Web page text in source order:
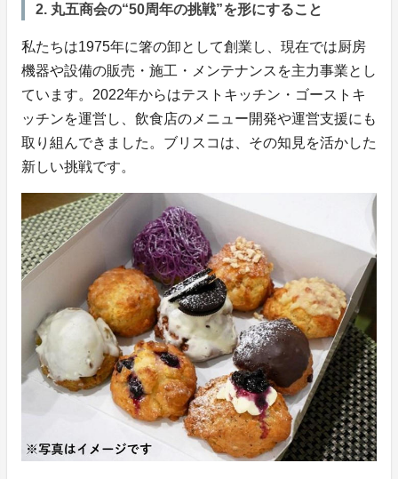
2. 丸五商会の“50周年の挑戦”を形にすること
私たちは1975年に箸の卸として創業し、現在では厨房
機器や設備の販売・施工・メンテナンスを主力事業とし
ています。2022年からはテストキッチン・ゴーストキ
ッチンを運営し、飲食店のメニュー開発や運営支援にも
取り組んできました。ブリスコは、その知見を活かした
新しい挑戦です。